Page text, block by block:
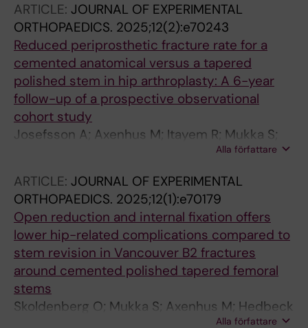
ARTICLE: JOURNAL OF EXPERIMENTAL
ORTHOPAEDICS. 2025;12(2):e70243
Reduced periprosthetic fracture rate for a
cemented anatomical versus a tapered
polished stem in hip arthroplasty: A 6-year
follow-up of a prospective observational
cohort study
Josefsson A; Axenhus M; Itayem R; Mukka S;
Alla författare
ARTICLE: JOURNAL OF EXPERIMENTAL
ORTHOPAEDICS. 2025;12(1):e70179
Open reduction and internal fixation offers
lower hip-related complications compared to
stem revision in Vancouver B2 fractures
around cemented polished tapered femoral
stems
Skoldenberg O; Mukka S; Axenhus M; Hedbeck
Alla författare